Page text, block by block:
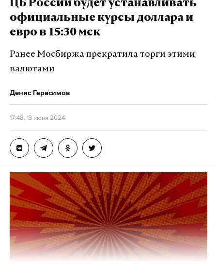
ЦБ России будет устанавливать
официальные курсы доллара и
евро в 15:30 мск
Ранее Мосбиржа прекратила торги этими
валютами
Денис Герасимов
17:48, 13 июня 2024